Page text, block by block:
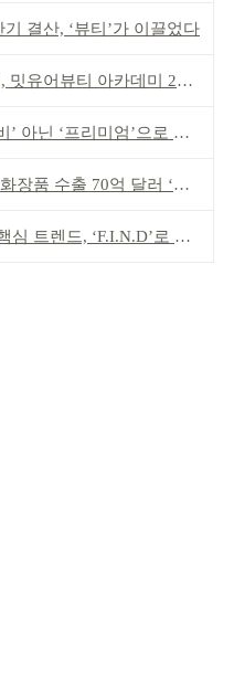
결산, ‘뷰티’가 이끌었다
어뷰티 아카데미 2기 발대식
‘프리미엄’으로 승부걸어야
수출 70억 달러 ‘역대 최고’
트렌드, ‘F.I.N.D’로 읽는다